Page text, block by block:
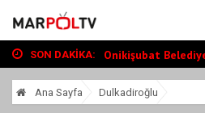
SON DAKIKA:
Dulkadiroğlu Hacı
Onikişubat
Funda Arar,
Ana Sayfa Dulkadiroğlu